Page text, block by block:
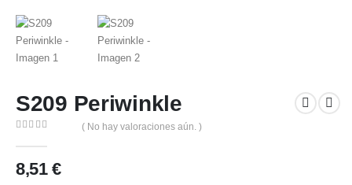
S209 Periwinkle
( No hay valoraciones aún. )
8,51 €